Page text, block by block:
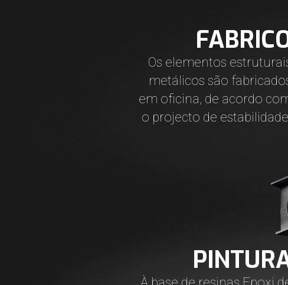
FABRICO
Os elementos estruturais
metálicos são fabricados
em oficina, de acordo com
o projecto de estabilidade.
PINTURA